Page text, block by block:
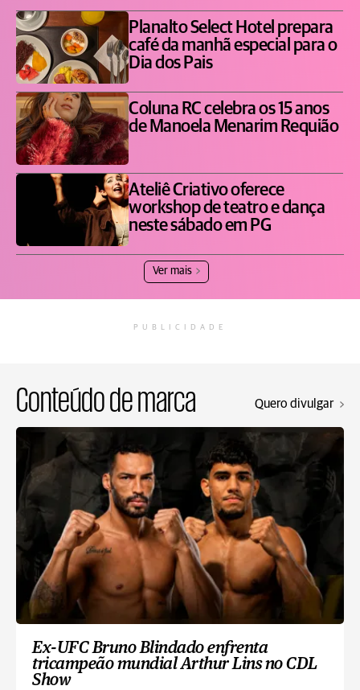
Planalto Select Hotel prepara
café da manhã especial para o
Dia dos Pais
Coluna RC celebra os 15 anos
de Manoela Menarim Requião
Ateliê Criativo oferece
workshop de teatro e dança
neste sábado em PG
Ver mais
PUBLICIDADE
Conteúdo de marca Quero divulgar
Ex-UFC Bruno Blindado enfrenta
tricampeão mundial Arthur Lins no CDL
Show